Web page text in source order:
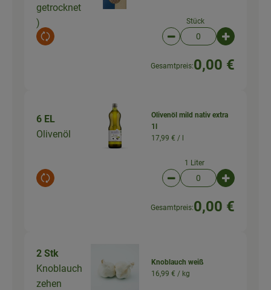
getrocknet
)
Auswahl ändern
Stück
Artikelanzahl
Gesamtpreis:0,00 €
6 EL
Olivenöl
Auswahl ändern
Olivenöl mild nativ extra
1l
17,99 € / l
1 Liter
Artikelanzahl
Gesamtpreis:0,00 €
2 Stk
Knoblauch
zehen
Knoblauch weiß
16,99 € / kg